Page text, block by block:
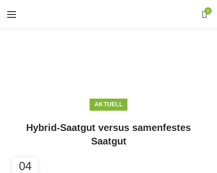
0
AKTUELL
Hybrid-Saatgut versus samenfestes
Saatgut
04